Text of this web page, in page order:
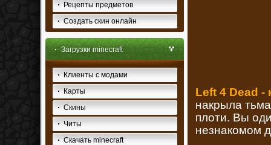
Рецепты предметов
Создать скин онлайн
Загрузки minecraft
Клиенты с модами
Карты
Скины
Читы
Скачать minecraft
Left 4 Dead -
накрыла
плоти. Вы
незнакомом